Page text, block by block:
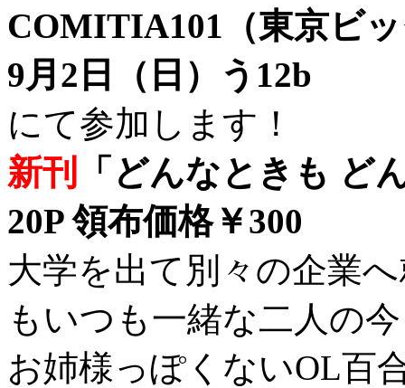
COMITIA101（東京ビ
9月2日（日）う12b
にて参加します！
新刊
「どんなときも ど
20P 領布価格￥300
大学を出て別々の企業
もいつも一緒な二人の
お姉様っぽくないOL百